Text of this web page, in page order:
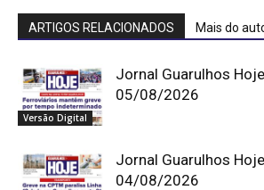
ARTIGOS RELACIONADOS Mais do
Versão Digital
Jornal Guarulhos
05/08/2026
Jornal Guarulhos
04/08/2026